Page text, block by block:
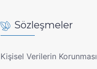
Sözleşmeler
Kişisel Verilerin Korunması